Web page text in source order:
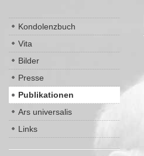
Kondolenzbuch
Vita
Bilder
Presse
Publikationen
Ars universalis
Links